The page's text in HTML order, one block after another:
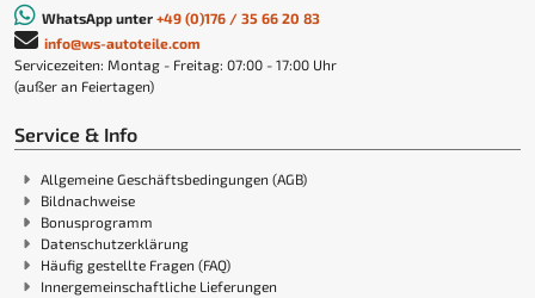
WhatsApp unter +49 (0)176 / 35 66 20 83
info@ws-autoteile.com
Servicezeiten: Montag - Freitag: 07:00 - 17:00 Uhr
(außer an Feiertagen)
Service & Info
Allgemeine Geschäftsbedingungen (AGB)
Bildnachweise
Bonusprogramm
Datenschutzerklärung
Häufig gestellte Fragen (FAQ)
Innergemeinschaftliche Lieferungen